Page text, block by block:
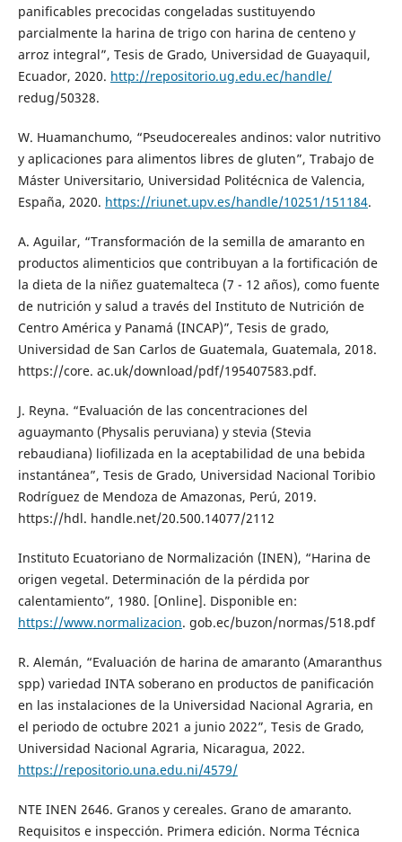
panificables precocidas congeladas sustituyendo
parcialmente la harina de trigo con harina de centeno y
arroz integral”, Tesis de Grado, Universidad de Guayaquil,
Ecuador, 2020. http://repositorio.ug.edu.ec/handle/
redug/50328.
W. Huamanchumo, “Pseudocereales andinos: valor nutritivo
y aplicaciones para alimentos libres de gluten”, Trabajo de
Máster Universitario, Universidad Politécnica de Valencia,
España, 2020. https://riunet.upv.es/handle/10251/151184.
A. Aguilar, “Transformación de la semilla de amaranto en
productos alimenticios que contribuyan a la fortificación de
la dieta de la niñez guatemalteca (7 - 12 años), como fuente
de nutrición y salud a través del Instituto de Nutrición de
Centro América y Panamá (INCAP)”, Tesis de grado,
Universidad de San Carlos de Guatemala, Guatemala, 2018.
https://core. ac.uk/download/pdf/195407583.pdf.
J. Reyna. “Evaluación de las concentraciones del
aguaymanto (Physalis peruviana) y stevia (Stevia
rebaudiana) liofilizada en la aceptabilidad de una bebida
instantánea”, Tesis de Grado, Universidad Nacional Toribio
Rodríguez de Mendoza de Amazonas, Perú, 2019.
https://hdl. handle.net/20.500.14077/2112
Instituto Ecuatoriano de Normalización (INEN), “Harina de
origen vegetal. Determinación de la pérdida por
calentamiento”, 1980. [Online]. Disponible en:
https://www.normalizacion. gob.ec/buzon/normas/518.pdf
R. Alemán, “Evaluación de harina de amaranto (Amaranthus
spp) variedad INTA soberano en productos de panificación
en las instalaciones de la Universidad Nacional Agraria, en
el periodo de octubre 2021 a junio 2022”, Tesis de Grado,
Universidad Nacional Agraria, Nicaragua, 2022.
https://repositorio.una.edu.ni/4579/
NTE INEN 2646. Granos y cereales. Grano de amaranto.
Requisitos e inspección. Primera edición. Norma Técnica